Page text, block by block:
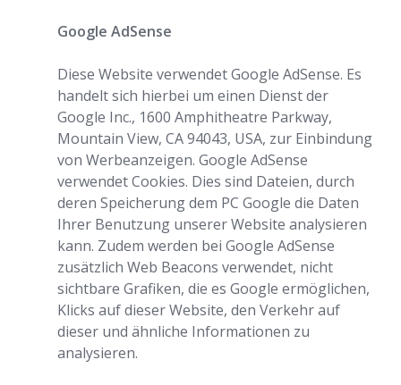
Google AdSense
Diese Website verwendet Google AdSense. Es
handelt sich hierbei um einen Dienst der
Google Inc., 1600 Amphitheatre Parkway,
Mountain View, CA 94043, USA, zur Einbindung
von Werbeanzeigen. Google AdSense
verwendet Cookies. Dies sind Dateien, durch
deren Speicherung dem PC Google die Daten
Ihrer Benutzung unserer Website analysieren
kann. Zudem werden bei Google AdSense
zusätzlich Web Beacons verwendet, nicht
sichtbare Grafiken, die es Google ermöglichen,
Klicks auf dieser Website, den Verkehr auf
dieser und ähnliche Informationen zu
analysieren.